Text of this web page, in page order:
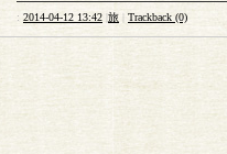
: 2014-04-12 13:42 旅 Trackback (0)